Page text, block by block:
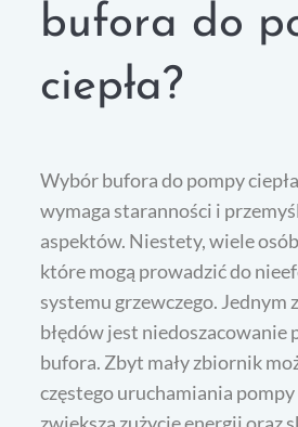
bufora do
ciepła?
Wybór bufora do pompy
wymaga staranności i
aspektów. Niestety, wiele osób
które mogą prowadzić do
systemu grzewczego. Jednym
błędów jest niedoszacowanie
bufora. Zbyt mały zbiornik
częstego uruchamiania pompy